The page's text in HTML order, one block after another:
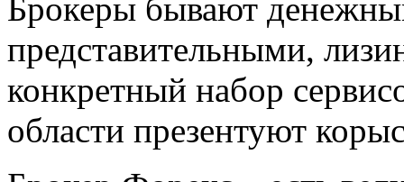
Брокеры бывают
представительными,
конкретный набор
области презентуют